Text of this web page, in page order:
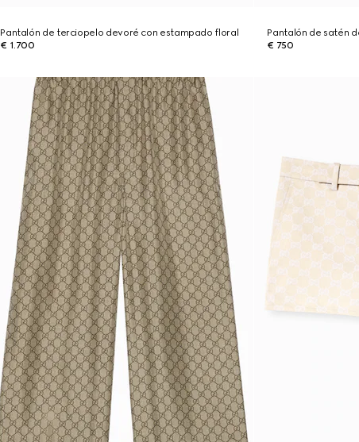
Pantalón de terciopelo devoré con estampado floral
€ 1.700
Pantalón de satén
€ 750